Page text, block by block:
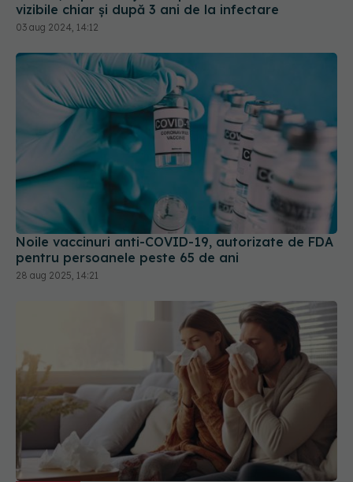
vizibile chiar și după 3 ani de la infectare
03 aug 2024, 14:12
Noile vaccinuri anti-COVID-19, autorizate de FDA
pentru persoanele peste 65 de ani
28 aug 2025, 14:21